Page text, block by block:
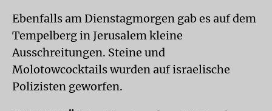
Ebenfalls am Dienstagmorgen gab es auf dem
Tempelberg in Jerusalem kleine
Ausschreitungen. Steine und
Molotowcocktails wurden auf israelische
Polizisten geworfen.